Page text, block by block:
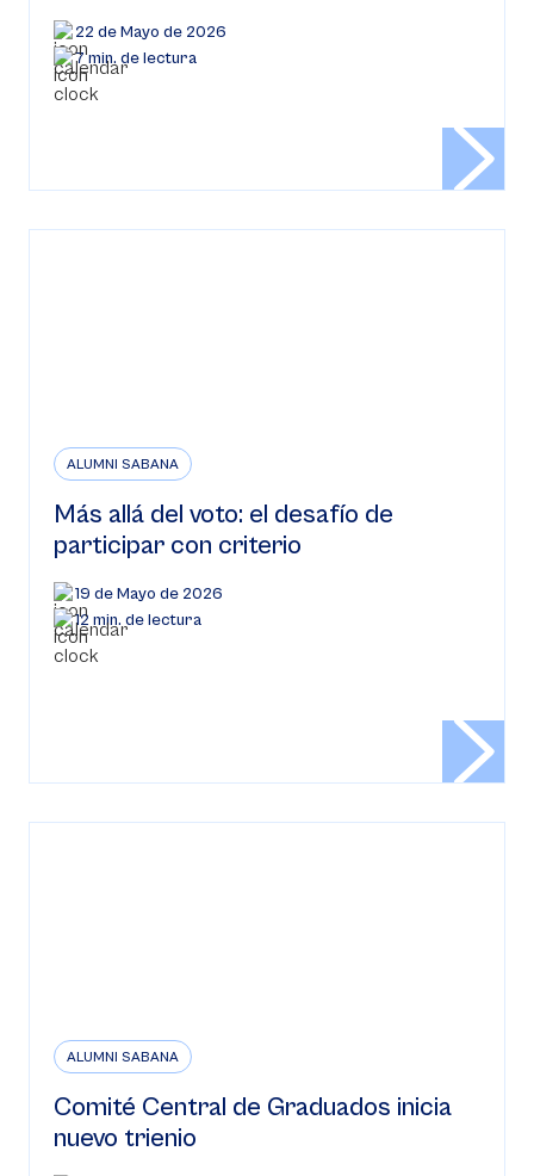
22 de Mayo de 2026
7 min. de lectura
ALUMNI SABANA
Más allá del voto: el desafío de
participar con criterio
19 de Mayo de 2026
12 min. de lectura
ALUMNI SABANA
Comité Central de Graduados inicia
nuevo trienio